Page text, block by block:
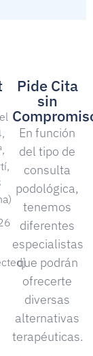
Pide Cita
sin
En función
del tipo de
consulta
podológica,
tenemos
diferentes
especialistas
que podrán
ofrecerte
diversas
alternativas
terapéuticas.